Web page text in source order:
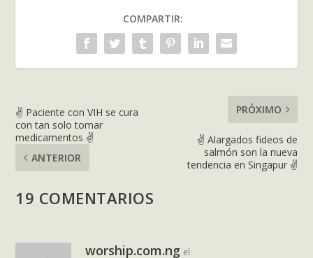
COMPARTIR:
✌ Paciente con VIH se cura
con tan solo tomar
medicamentos ✌
ANTERIOR
PRÓXIMO
✌ Alargados fideos de
salmón son la nueva
tendencia en Singapur ✌
19 COMENTARIOS
worship.com.ng el